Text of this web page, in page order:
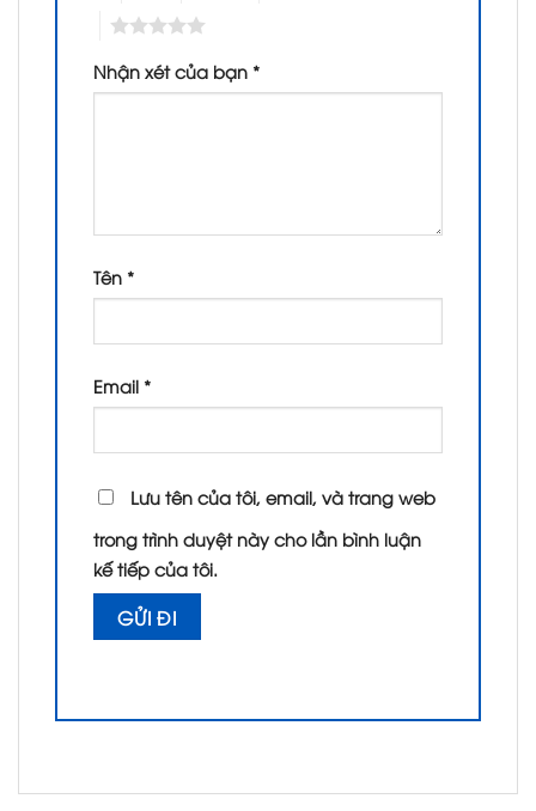
Nhận xét của bạn *
Tên *
Email *
Lưu tên của tôi, email, và trang web
trong trình duyệt này cho lần bình luận
kế tiếp của tôi.